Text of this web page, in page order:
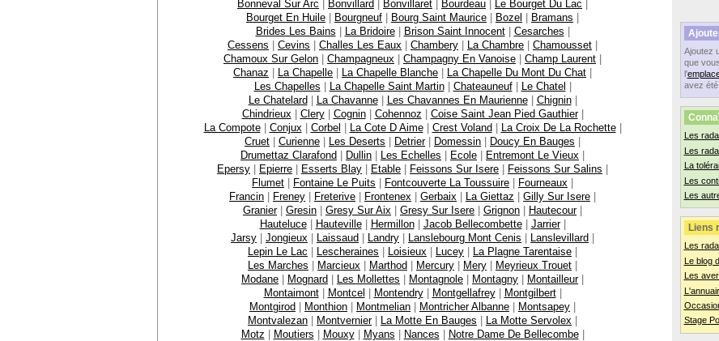
Ajoutez
que
l'
avez
Les
Les
La
Les
Les
Liens
Les
Le blog
Les
Stage
Bonneval Sur Arc | Bonvillard | Bonvillaret | Bourdeau | Le Bourget Du Lac |
Bourget En Huile | Bourgneuf | Bourg Saint Maurice | Bozel | Bramans |
Brides Les Bains | La Bridoire| Brison Saint Innocent| Cesarches |
Cessens | Cevins | Challes Les Eaux | Chambery | La Chambre | Chamousset |
Chamoux Sur Gelon | Champagneux | Champagny En Vanoise | Champ Laurent |
Chanaz | La Chapelle | La Chapelle Blanche | La Chapelle Du Mont Du Chat |
Les Chapelles | La Chapelle Saint Martin| Chateauneuf| Le Chatel |
Le Chatelard| La Chavanne| Les Chavannes En Maurienne| Chignin|
Chindrieux | Clery| Cognin| Cohennoz | Coise Saint Jean Pied Gauthier|
La Compote| Conjux | Corbel | La Cote D Aime| Crest Voland| La Croix De La Rochette|
Cruet | Curienne | Les Deserts | Detrier| Domessin | Doucy En Bauges |
Drumettaz Clarafond | Dullin | Les Echelles | Ecole | Entremont Le Vieux |
Epersy | Epierre | Esserts Blay | Etable | Feissons Sur Isere | Feissons Sur Salins |
Flumet | Fontaine Le Puits | Fontcouverte La Toussuire | Fourneaux |
Francin | Freney | Freterive | Frontenex | Gerbaix | La Giettaz | Gilly Sur Isere |
Granier| Gresin | Gresy Sur Aix | Gresy Sur Isere | Grignon | Hautecour|
Hauteluce| Hauteville| Hermillon| Jacob Bellecombette| Jarrier|
Jarsy | Jongieux | Laissaud | Landry | Lanslebourg Mont Cenis | Lanslevillard |
Lepin Le Lac | Lescheraines | Loisieux | Lucey | La Plagne Tarentaise |
Les Marches | Marcieux | Marthod | Mercury | Mery | Meyrieux Trouet |
Modane | Mognard | Les Mollettes | Montagnole | Montagny | Montailleur|
Montaimont| Montcel | Montendry| Montgellafrey| Montgilbert|
Montgirod | Monthion | Montmelian | Montricher Albanne | Montsapey |
Montvalezan | Montvernier| La Motte En Bauges | La Motte Servolex |
Motz | Moutiers | Mouxy| Myans | Nances | Notre Dame De Bellecombe|